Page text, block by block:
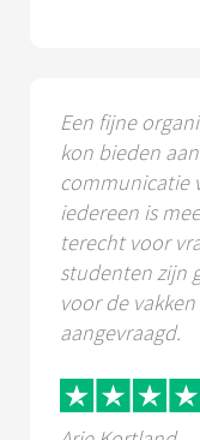
Een fijne
kon bieden
communicatie
iedereen is
terecht voor
studenten zijn
voor de
aangevraagd.